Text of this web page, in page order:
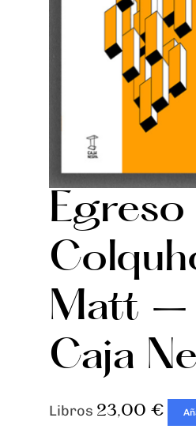
Matt –
Caja
Libros 23,00 €